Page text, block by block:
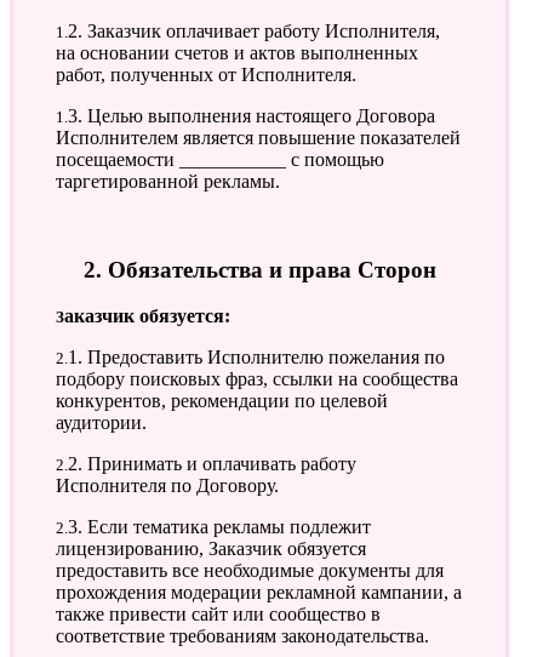
1.2. Заказчик оплачивает работу Исполнителя,
на основании счетов и актов выполненных
работ, полученных от Исполнителя.
1.3. Целью выполнения настоящего Договора
Исполнителем является повышение показателей
посещаемости ___________ с помощью
таргетированной рекламы.
2. Обязательства и права Сторон
Заказчик обязуется:
2.1. Предоставить Исполнителю пожелания по
подбору поисковых фраз, ссылки на сообщества
конкурентов, рекомендации по целевой
аудитории.
2.2. Принимать и оплачивать работу
Исполнителя по Договору.
2.3. Если тематика рекламы подлежит
лицензированию, Заказчик обязуется
предоставить все необходимые документы для
прохождения модерации рекламной кампании, а
также привести сайт или сообщество в
соответствие требованиям законодательства.